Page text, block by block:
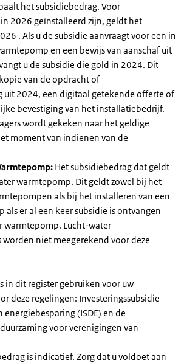
het subsidiebedrag. Voor
2026 geïnstalleerd zijn, geldt het
. Als u de subsidie aanvraagt voor een in
en een bewijs van aanschaf uit
u de subsidie die gold in 2024. Dit
van de opdracht of
uit 2024, een digitaal getekende offerte of
bevestiging van het installatiebedrijf.
wordt gekeken naar het geldige
moment van indienen van de
Het subsidiebedrag dat geldt
warmtepomp. Dit geldt zowel bij het
als bij het installeren van een
als er al een keer subsidie is ontvangen
warmtepomp. Lucht-water
niet meegerekend voor deze
in dit register gebruiken voor uw
deze regelingen: Investeringssubsidie
energiebesparing (ISDE) en de
voor verenigingen van
is indicatief. Zorg dat u voldoet aan